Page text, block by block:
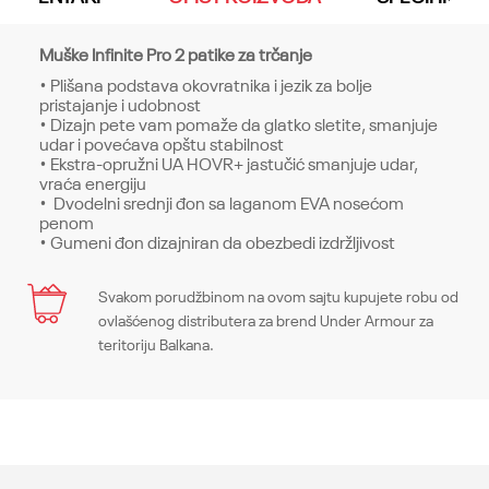
Muške Infinite Pro 2 patike za trčanje
• Plišana podstava okovratnika i jezik za bolje
pristajanje i udobnost
• Dizajn pete vam pomaže da glatko sletite, smanjuje
udar i povećava opštu stabilnost
• Ekstra-opružni UA HOVR+ jastučić smanjuje udar,
vraća energiju
• Dvodelni srednji đon sa laganom EVA nosećom
penom
• Gumeni đon dizajniran da obezbedi izdržljivost
Karakteristika
Kategorija
Ime/Nadimak
Svakom porudžbinom na ovom sajtu kupujete robu od
ovlašćenog distributera za brend Under Armour za
teritoriju Balkana.